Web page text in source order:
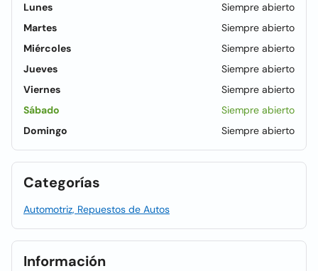
Lunes
Siempre abierto
Martes
Siempre abierto
Miércoles
Siempre abierto
Jueves
Siempre abierto
Viernes
Siempre abierto
Sábado
Siempre abierto
Domingo
Siempre abierto
Categorías
Automotriz, Repuestos de Autos
Información